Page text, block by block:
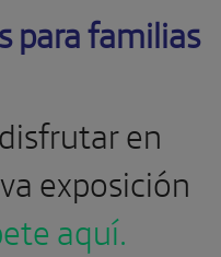
para familias
en
exposición
aquí.